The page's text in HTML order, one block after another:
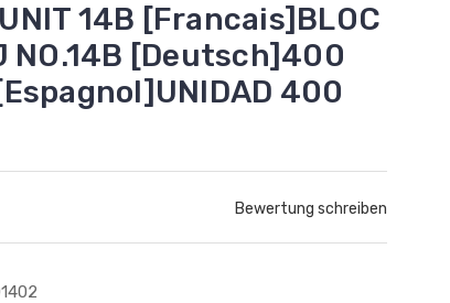
14B [Francais]BLOC
NO.14B [Deutsch]400
400
Bewertung schreiben